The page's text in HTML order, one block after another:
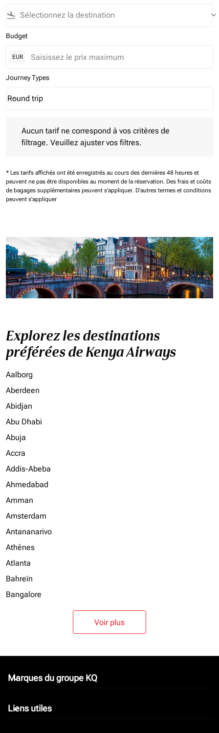
flight_land keyboard_arrow_down
Budget
EUR
Journey Types
Journey Types option Round trip Selected
Round trip
keyboard_arrow_down
Aucun tarif ne correspond à vos critères de
filtrage. Veuillez ajuster vos filtres.
* Les tarifs affichés ont été enregistrés au cours des dernières 48 heures et
peuvent ne pas être disponibles au moment de la réservation. Des frais et coûts
de bagages supplémentaires peuvent s'appliquer. D'autres termes et conditions
peuvent s'appliquer
Explorez les destinations
préférées de Kenya Airways
Aalborg
Aberdeen
Abidjan
Abu Dhabi
Abuja
Accra
Addis-Abeba
Ahmedabad
Amman
Amsterdam
Antananarivo
Athènes
Atlanta
Bahreïn
Bangalore
Voir plus
Marques du groupe KQ
keyboard_arrow_down
Liens utiles
keyboard_arrow_down